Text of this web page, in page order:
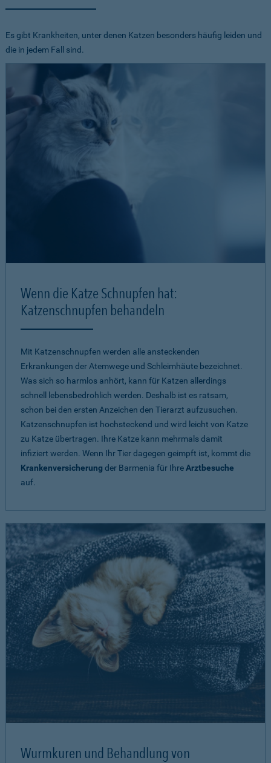
Es gibt Krankheiten, unter denen Katzen besonders häufig leiden und
die in jedem Fall sind.
Wenn die Katze Schnupfen hat:
Katzenschnupfen behandeln
Mit Katzenschnupfen werden alle ansteckenden
Erkrankungen der Atemwege und Schleimhäute bezeichnet.
Was sich so harmlos anhört, kann für Katzen allerdings
schnell lebensbedrohlich werden. Deshalb ist es ratsam,
schon bei den ersten Anzeichen den Tierarzt aufzusuchen.
Katzenschnupfen ist hochsteckend und wird leicht von Katze
zu Katze übertragen. Ihre Katze kann mehrmals damit
infiziert werden. Wenn Ihr Tier dagegen geimpft ist, kommt die
Krankenversicherung der Barmenia für IhreArztbesuche
auf.
Wurmkuren und Behandlung von